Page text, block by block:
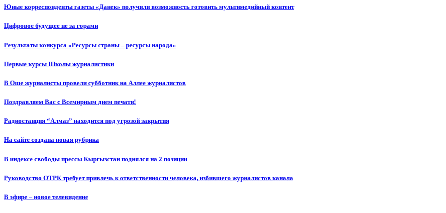
Юные корреспонденты газеты «Данек» получили возможность готовить мультимедийный контент
Цифровое будущее не за горами
Результаты конкурса «Ресурсы страны – ресурсы народа»
Первые курсы Школы журналистики
В Оше журналисты провели субботник на Аллее журналистов
Поздравляем Вас с Всемирным днем печати!
Радиостанция “Алмаз” находится под угрозой закрытия
На сайте создана новая рубрика
В индексе свободы прессы Кыргызстан поднялся на 2 позиции
Руководство ОТРК требует привлечь к ответственности человека, избившего журналистов канала
В эфире – новое телевидение